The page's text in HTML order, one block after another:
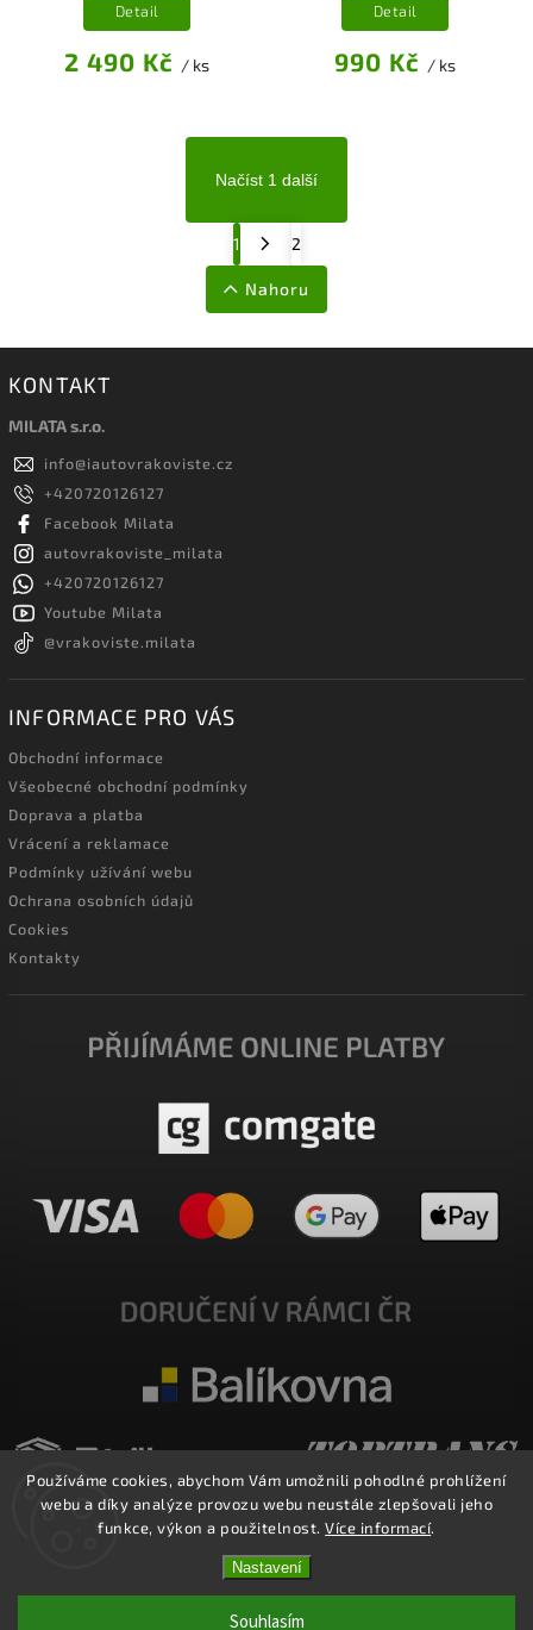
Používáme cookies, abychom Vám umožnili pohodlné prohlížení
webu a díky analýze provozu webu neustále zlepšovali jeho
funkce, výkon a použitelnost.Více informací.
Nastavení
Souhlasím
2 490 Kč / ks
Detail
990 Kč / ks
Detail
Načíst 1 další
1 2
Nahoru
KONTAKT
MILATA s.r.o.
info@iautovrakoviste.cz
+420720126127
Facebook Milata
autovrakoviste_milata
+420720126127
Youtube Milata
@vrakoviste.milata
INFORMACE PRO VÁS
Obchodní informace
Všeobecné obchodní podmínky
Doprava a platba
Vrácení a reklamace
Podmínky užívání webu
Ochrana osobních údajů
Cookies
Kontakty
E-SHOP MILATA. Všechna práva vyhrazena.
Upravit nastavení cookies